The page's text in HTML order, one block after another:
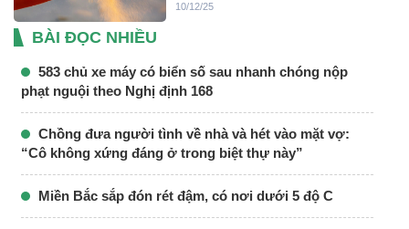
10/12/25
BÀI ĐỌC NHIỀU
583 chủ xe máy có biển số sau nhanh chóng nộp
phạt nguội theo Nghị định 168
Chồng đưa người tình về nhà và hét vào mặt vợ:
“Cô không xứng đáng ở trong biệt thự này”
Miền Bắc sắp đón rét đậm, có nơi dưới 5 độ C